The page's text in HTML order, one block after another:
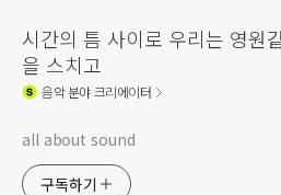
시간의 틈 사이로 우리는 영원
을 스치고
음악분야 크리에이터
all about sound
구독하기